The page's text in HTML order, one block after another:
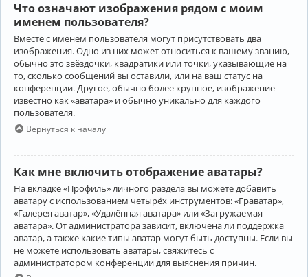
Что означают изображения рядом с моим
именем пользователя?
Вместе с именем пользователя могут присутствовать два
изображения. Одно из них может относиться к вашему званию,
обычно это звёздочки, квадратики или точки, указывающие на
то, сколько сообщений вы оставили, или на ваш статус на
конференции. Другое, обычно более крупное, изображение
известно как «аватара» и обычно уникально для каждого
пользователя.
Вернуться к началу
Как мне включить отображение аватары?
На вкладке «Профиль» личного раздела вы можете добавить
аватару с использованием четырёх инструментов: «Граватар»,
«Галерея аватар», «Удалённая аватара» или «Загружаемая
аватара». От администратора зависит, включена ли поддержка
аватар, а также какие типы аватар могут быть доступны. Если вы
не можете использовать аватары, свяжитесь с
администратором конференции для выяснения причин.